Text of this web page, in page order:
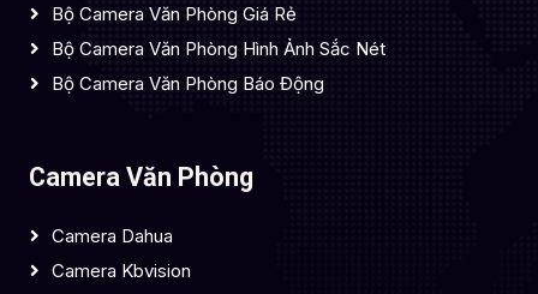
Bộ Camera Văn Phòng Giá Rẻ
Bộ Camera Văn Phòng Hình Ảnh Sắc Nét
Bộ Camera Văn Phòng Báo Động
Camera Văn Phòng
Camera Dahua
Camera Kbvision